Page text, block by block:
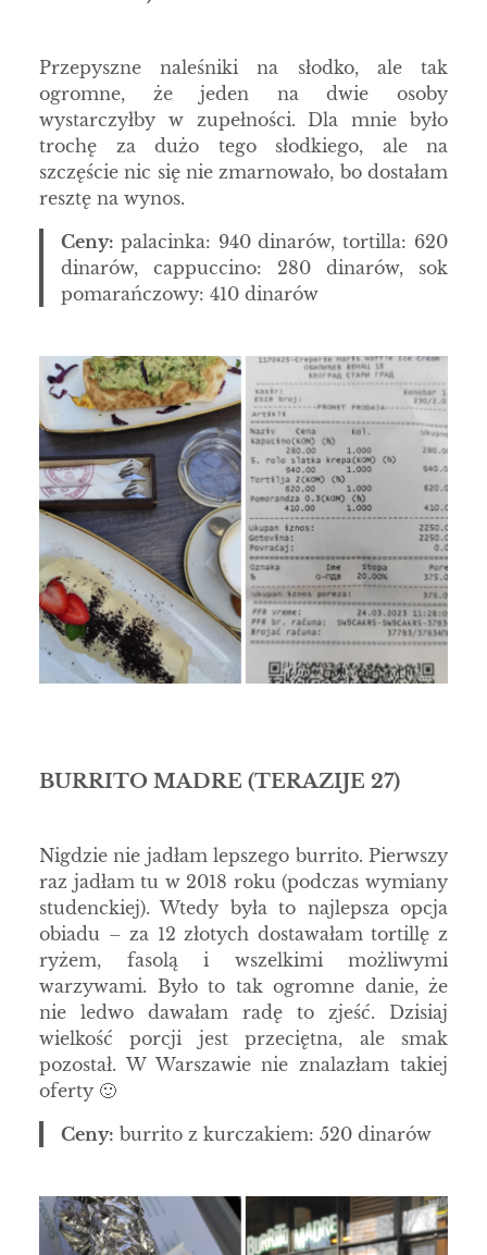
Przepyszne naleśniki na słodko, ale tak
ogromne, że jeden na dwie osoby
wystarczyłby w zupełności. Dla mnie było
trochę za dużo tego słodkiego, ale na
szczęście nic się nie zmarnowało, bo dostałam
resztę na wynos.
Ceny: palacinka: 940 dinarów, tortilla: 620
dinarów, cappuccino: 280 dinarów, sok
pomarańczowy: 410 dinarów
BURRITO MADRE (TERAZIJE 27)
Nigdzie nie jadłam lepszego burrito. Pierwszy
raz jadłam tu w 2018 roku (podczas wymiany
studenckiej). Wtedy była to najlepsza opcja
obiadu – za 12 złotych dostawałam tortillę z
ryżem, fasolą i wszelkimi możliwymi
warzywami. Było to tak ogromne danie, że
nie ledwo dawałam radę to zjeść. Dzisiaj
wielkość porcji jest przeciętna, ale smak
pozostał. W Warszawie nie znalazłam takiej
oferty 🙂
Ceny: burrito z kurczakiem: 520 dinarów